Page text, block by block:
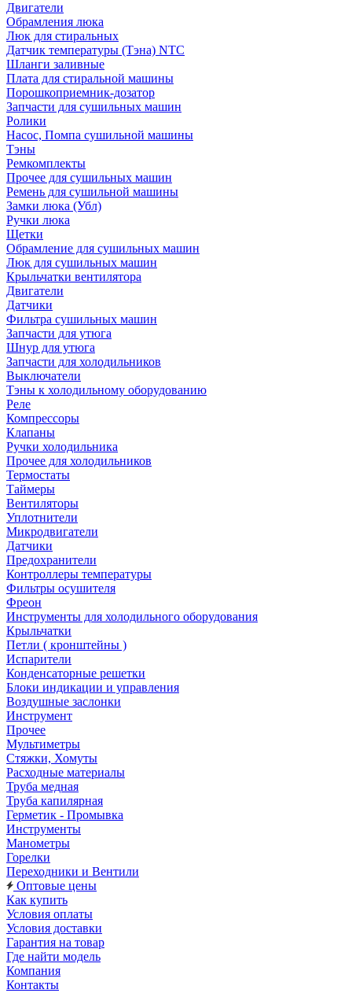
Двигатели
Обрамления люка
Люк для стиральных
Датчик температуры (Тэна) NTC
Шланги заливные
Плата для стиральной машины
Порошкоприемник-дозатор
Запчасти для сушильных машин
Ролики
Насос, Помпа сушильной машины
Тэны
Ремкомплекты
Прочее для сушильных машин
Ремень для сушильной машины
Замки люка (Убл)
Ручки люка
Щетки
Обрамление для сушильных машин
Люк для сушильных машин
Крыльчатки вентилятора
Двигатели
Датчики
Фильтра сушильных машин
Запчасти для утюга
Шнур для утюга
Запчасти для холодильников
Выключатели
Тэны к холодильному оборудованию
Реле
Компрессоры
Клапаны
Ручки холодильника
Прочее для холодильников
Термостаты
Таймеры
Вентиляторы
Уплотнители
Микродвигатели
Датчики
Предохранители
Контроллеры температуры
Фильтры осушителя
Фреон
Инструменты для холодильного оборудования
Крыльчатки
Петли ( кронштейны )
Испарители
Конденсаторные решетки
Блоки индикации и управления
Воздушные заслонки
Инструмент
Прочее
Мультиметры
Стяжки, Хомуты
Расходные материалы
Труба медная
Труба капилярная
Герметик - Промывка
Инструменты
Манометры
Горелки
Переходники и Вентили
Оптовые цены
Как купить
Условия оплаты
Условия доставки
Гарантия на товар
Где найти модель
Компания
Контакты